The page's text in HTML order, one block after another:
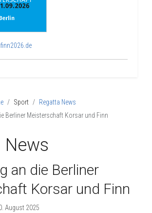
Sport
Regatta News
Berliner Meisterschaft Korsar und Finn
News
an die Berliner
Korsar und Finn
August 2025